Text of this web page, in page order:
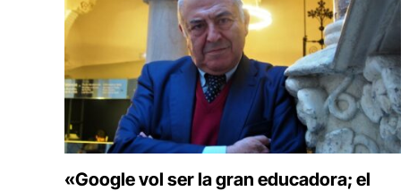
«Google vol ser la gran educadora; el